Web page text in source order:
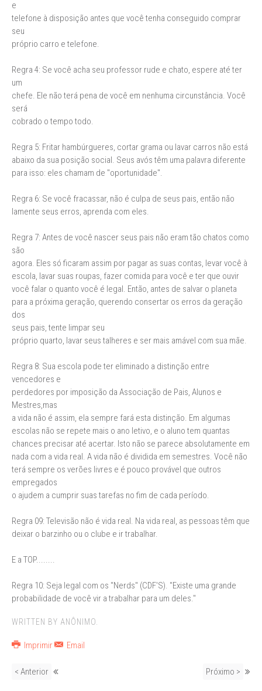
e
telefone à disposição antes que você tenha conseguido comprar
seu
próprio carro e telefone.
Regra 4: Se você acha seu professor rude e chato, espere até ter
um
chefe. Ele não terá pena de você em nenhuma circunstância. Você
será
cobrado o tempo todo.
Regra 5: Fritar hambúrgueres, cortar grama ou lavar carros não está
abaixo da sua posição social. Seus avós têm uma palavra diferente
para isso: eles chamam de "oportunidade".
Regra 6: Se você fracassar, não é culpa de seus pais, então não
lamente seus erros, aprenda com eles.
Regra 7: Antes de você nascer seus pais não eram tão chatos como
são
agora. Eles só ficaram assim por pagar as suas contas, levar você à
escola, lavar suas roupas, fazer comida para você e ter que ouvir
você falar o quanto você é legal. Então, antes de salvar o planeta
para a próxima geração, querendo consertar os erros da geração
dos
seus pais, tente limpar seu
próprio quarto, lavar seus talheres e ser mais amável com sua mãe.
Regra 8: Sua escola pode ter eliminado a distinção entre
vencedores e
perdedores por imposição da Associação de Pais, Alunos e
Mestres,mas
a vida não é assim, ela sempre fará esta distinção. Em algumas
escolas não se repete mais o ano letivo, e o aluno tem quantas
chances precisar até acertar. Isto não se parece absolutamente em
nada com a vida real. A vida não é dividida em semestres. Você não
terá sempre os verões livres e é pouco provável que outros
empregados
o ajudem a cumprir suas tarefas no fim de cada período.
Regra 09: Televisão não é vida real. Na vida real, as pessoas têm que
deixar o barzinho ou o clube e ir trabalhar.
E a TOP........
Regra 10: Seja legal com os "Nerds" (CDF'S). "Existe uma grande
probabilidade de você vir a trabalhar para um deles."
WRITTEN BY ANÔNIMO.
Imprimir Email
< Anterior Próximo >